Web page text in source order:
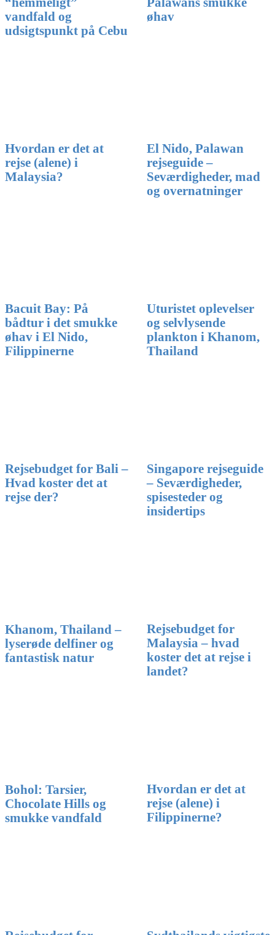
vandfald og
udsigtspunkt på Cebu
øhav
Hvordan er det at
rejse (alene) i
Malaysia?
El Nido, Palawan
rejseguide –
Seværdigheder, mad
og overnatninger
Bacuit Bay: På
bådtur i det smukke
øhav i El Nido,
Filippinerne
Uturistet oplevelser
og selvlysende
plankton i Khanom,
Thailand
Rejsebudget for Bali –
Hvad koster det at
rejse der?
Singapore rejseguide
– Seværdigheder,
spisesteder og
insidertips
Khanom, Thailand –
lyserøde delfiner og
fantastisk natur
Rejsebudget for
Malaysia – hvad
koster det at rejse i
landet?
Bohol: Tarsier,
Chocolate Hills og
smukke vandfald
Hvordan er det at
rejse (alene) i
Filippinerne?